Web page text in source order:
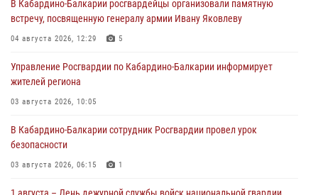
В Кабардино-Балкарии росгвардейцы организовали памятную
встречу, посвященную генералу армии Ивану Яковлеву
04 августа 2026, 12:29 5
Управление Росгвардии по Кабардино-Балкарии информирует
жителей региона
03 августа 2026, 10:05
В Кабардино‑Балкарии сотрудник Росгвардии провел урок
безопасности
03 августа 2026, 06:15 1